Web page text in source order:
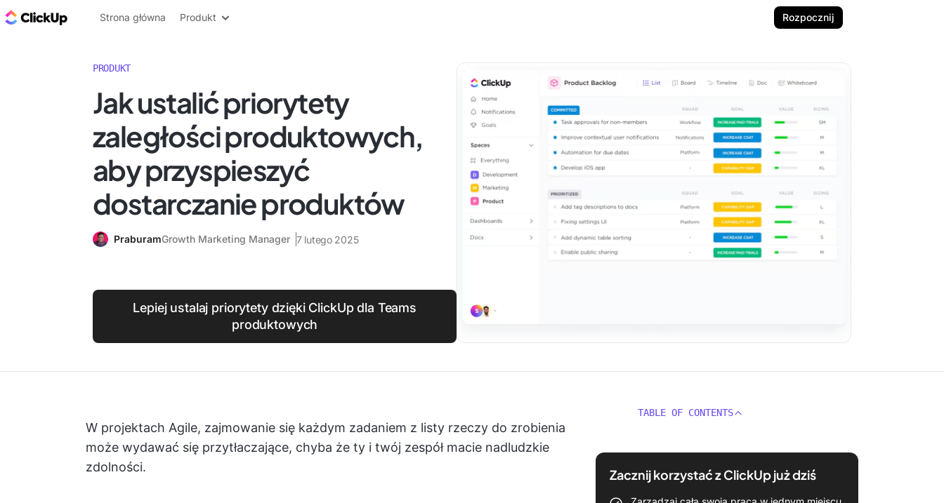
ClickUp Blog
Strona główna Produkt Rozpocznij
PRODUKT
Jak ustalić priorytety
zaległości produktowych,
aby przyspieszyć
dostarczanie produktów
PraburamGrowth Marketing Manager 7 lutego 2025
Lepiej ustalaj priorytety dzięki ClickUp dla Teams
produktowych
W projektach Agile, zajmowanie się każdym zadaniem z listy rzeczy do zrobienia
może wydawać się przytłaczające, chyba że ty i twój zespół macie nadludzkie
zdolności.
TABLE OF CONTENTS
Zacznij korzystać z ClickUp już dziś